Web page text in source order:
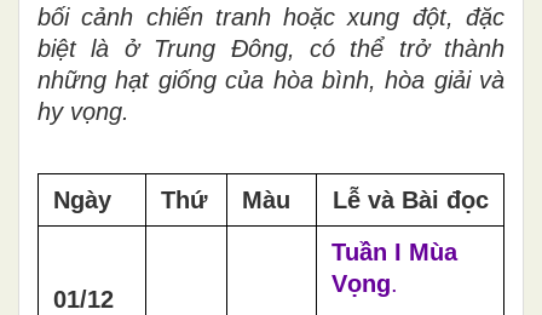
bối cảnh chiến tranh hoặc xung đột, đặc
biệt là ở Trung Đông, có thể trở thành
những hạt giống của hòa bình, hòa giải và
hy vọng.
Ngày Thứ Màu Lễ và Bài đọc
01/12
Tuần I Mùa
Vọng.